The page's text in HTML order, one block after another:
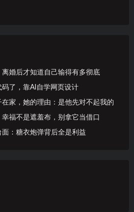
婚后才知道自己输得有多彻底
了，靠AI自学网页设计
家，她的理由：是他先对不起我的
福不是遮羞布，别拿它当借口
：糖衣炮弹背后全是利益